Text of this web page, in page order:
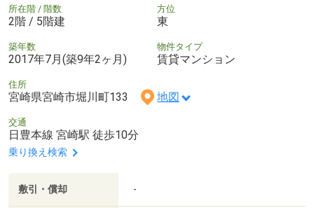
所在階 / 階数
2階 / 5階建
方位
東
築年数
2017年7月(築9年2ヶ月)
物件タイプ
賃貸マンション
住所
宮崎県宮崎市堀川町133 地図
交通
日豊本線 宮崎駅 徒歩10分
乗り換え検索
敷引・償却 -